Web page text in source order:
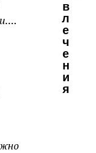
В
Л
Е
Ч
Е
Н
И
Я